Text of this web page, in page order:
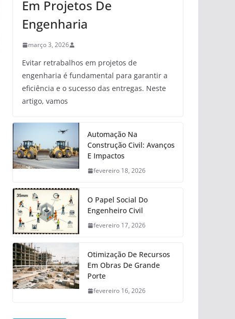
Em Projetos De
Engenharia
março 3, 2026
Evitar retrabalhos em projetos de
engenharia é fundamental para garantir a
eficiência e o sucesso das entregas. Neste
artigo, vamos
Automação Na
Construção Civil: Avanços
E Impactos
fevereiro 18, 2026
O Papel Social Do
Engenheiro Civil
fevereiro 17, 2026
Otimização De Recursos
Em Obras De Grande
Porte
fevereiro 16, 2026